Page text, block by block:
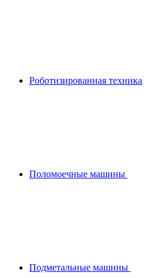
Роботизированная техника
Поломоечные машины
Подметальные машины